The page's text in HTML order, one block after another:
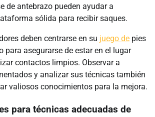
de antebrazo pueden ayudar a
sólida para recibir saques.
deben centrarse en su juego de pies
para asegurarse de estar en el lugar
contactos limpios. Observar a
y analizar sus técnicas también
valiosos conocimientos para la mejora.
para técnicas adecuadas de